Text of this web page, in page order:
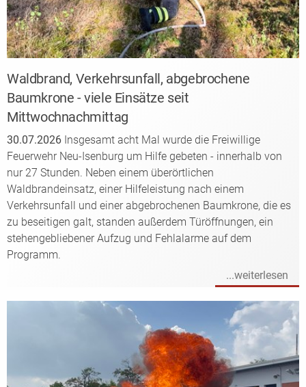
Waldbrand, Verkehrsunfall, abgebrochene
Baumkrone - viele Einsätze seit
Mittwochnachmittag
30.07.2026 Insgesamt acht Mal wurde die Freiwillige
Feuerwehr Neu-Isenburg um Hilfe gebeten - innerhalb von
nur 27 Stunden. Neben einem überörtlichen
Waldbrandeinsatz, einer Hilfeleistung nach einem
Verkehrsunfall und einer abgebrochenen Baumkrone, die es
zu beseitigen galt, standen außerdem Türöffnungen, ein
stehengebliebener Aufzug und Fehlalarme auf dem
Programm.
...weiterlesen